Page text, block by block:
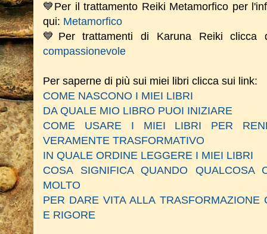
💙Per il trattamento Reiki Metamorfico per
qui: Metamorfico
💙Per trattamenti di Karuna Reiki
compassionevole
Per saperne di più sui miei libri clicca sui link:
COME NASCONO I MIEI LIBRI
DA QUALE MIO LIBRO PUOI INIZIARE
COME USARE I MIEI LIBRI PER
VERAMENTE TRASFORMATIVO
IN QUALE ORDINE LEGGERE I MIEI LIBRI
COSA SIGNIFICA QUANDO QUALCOSA
MOLTO
PER DARE VITA ALLA TRASFORMAZIONE
E RIGORE